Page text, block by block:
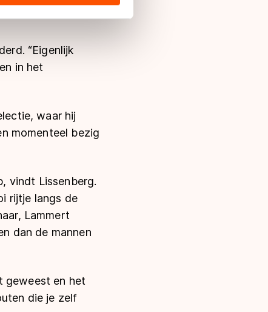
VS, waar mogelijk geen
met deze overdracht.
“Eigenlijk
in het
waar hij
momenteel bezig
vindt Lissenberg.
rijtje langs de
Lammert
dan de mannen
geweest en het
die je zelf